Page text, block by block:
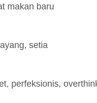
makan baru
setia
perfeksionis,